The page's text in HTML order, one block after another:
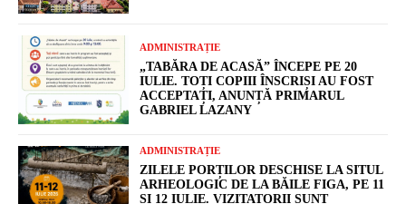
ADMINISTRAȚIE
„TABĂRA DE ACASĂ” ÎNCEPE PE 20
IULIE. TOȚI COPIII ÎNSCRIȘI AU FOST
ACCEPTAȚI, ANUNȚĂ PRIMARUL
GABRIEL LAZANY
ADMINISTRAȚIE
ZILELE PORȚILOR DESCHISE LA SITUL
ARHEOLOGIC DE LA BĂILE FIGA, PE 11
ȘI 12 IULIE. VIZITATORII SUNT